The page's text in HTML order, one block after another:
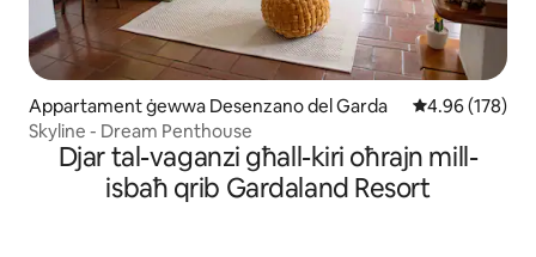
Appartament ġewwa Desenzano del Garda Rating medju
4.96 (178)
Skyline - Dream Penthouse
Djar tal-vaganzi għall-kiri oħrajn mill-
isbaħ qrib Gardaland Resort